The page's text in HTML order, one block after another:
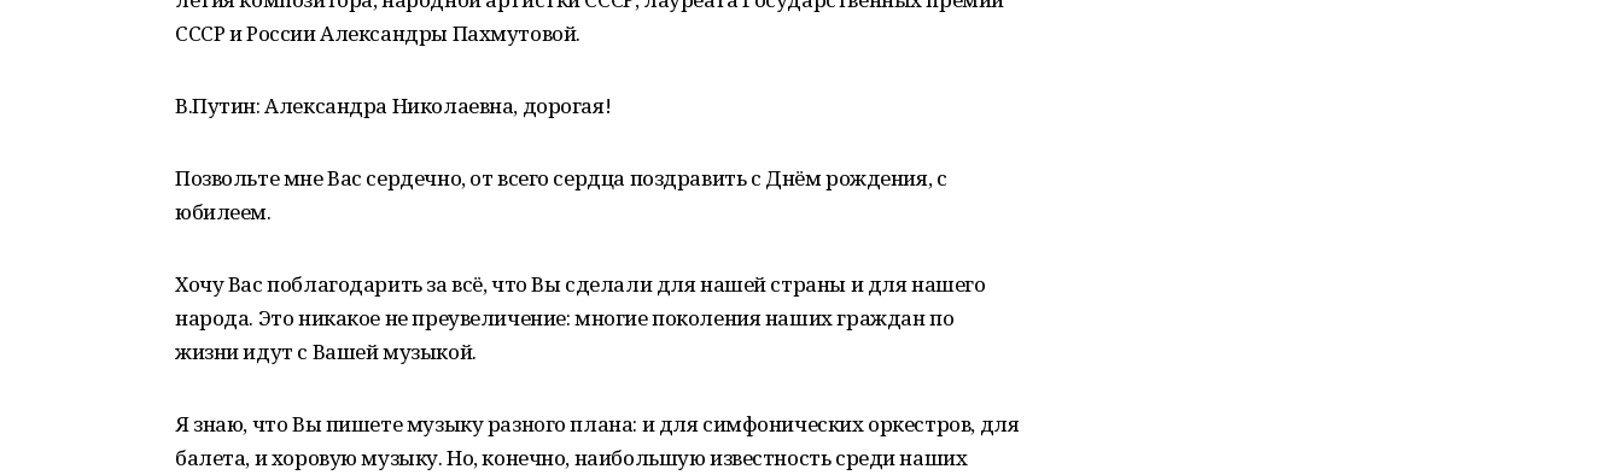
СССР и России Александры Пахмутовой.
В.Путин: Александра Николаевна, дорогая!
Позвольте мне Вас сердечно, от всего сердца поздравить с Днём рождения, с
юбилеем.
Хочу Вас поблагодарить за всё, что Вы сделали для нашей страны и для нашего
народа. Это никакое не преувеличение: многие поколения наших граждан по
жизни идут с Вашей музыкой.
Я знаю, что Вы пишете музыку разного плана: и для симфонических оркестров, для
балета, и хоровую музыку. Но, конечно, наибольшую известность среди наших